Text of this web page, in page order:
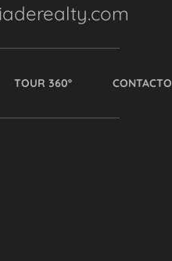
TOUR 360º CONTACTO